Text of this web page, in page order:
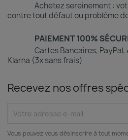
Achetez sereinement :
contre tout défaut ou problème
PAIEMENT 100%
Cartes Bancaires, PayPal,
Klarna (3x sans frais)
Recevez nos offres
Vous pouvez vous désinscrire à tout